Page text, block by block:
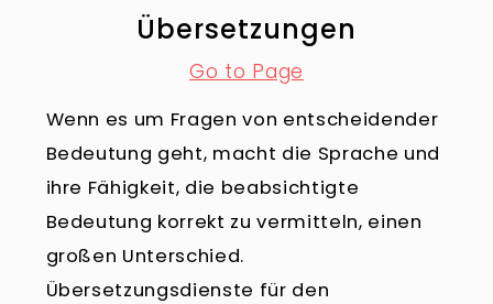
Übersetzungen
Go to Page
Wenn es um Fragen von entscheidender
Bedeutung geht, macht die Sprache und
ihre Fähigkeit, die beabsichtigte
Bedeutung korrekt zu vermitteln, einen
großen Unterschied.
Übersetzungsdienste für den